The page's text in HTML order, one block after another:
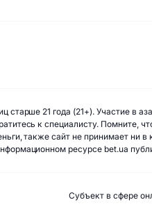
старше 21 года (21+). Участие в
к специалисту. Помните,
также сайт не принимает ни
ресурсе bet.ua
Субъект в сфере